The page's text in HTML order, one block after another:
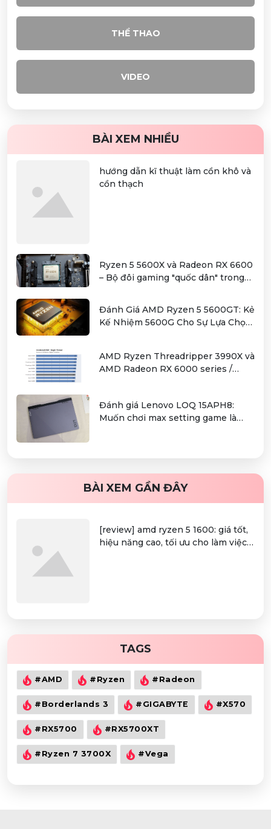
THỂ THAO
VIDEO
BÀI XEM NHIỀU
hướng dẫn kĩ thuật làm cồn khô và
cồn thạch
Ryzen 5 5600X và Radeon RX 6600
– Bộ đôi gaming "quốc dân" trong
Đánh Giá AMD Ryzen 5 5600GT: Kẻ
Kế Nhiệm 5600G Cho Sự Lựa Chọn
AMD Ryzen Threadripper 3990X và
AMD Radeon RX 6000 series /
làm đồ hoạ chuyên nghiệp
Đánh giá Lenovo LOQ 15APH8:
Muốn chơi max setting game là
BÀI XEM GẦN ĐÂY
[review] amd ryzen 5 1600: giá tốt,
hiệu năng cao, tối ưu cho làm việc
TAGS
#AMD #Ryzen #Radeon
#Borderlands 3 #GIGABYTE #X570
#RX5700 #RX5700XT
#Ryzen 7 3700X #Vega